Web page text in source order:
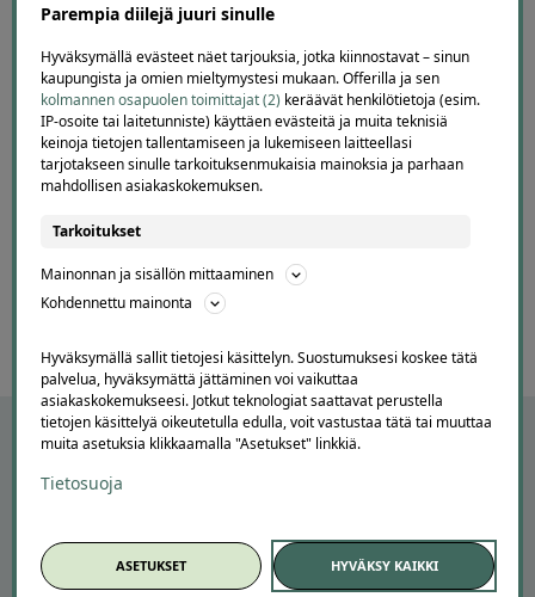
Pekka
Helsinki
2 days ago
Onnistui hyvin
Lisätty
Parempia diilejä juuri sinulle
Hyväksymällä evästeet näet tarjouksia, jotka kiinnostavat – sinun
kaupungista ja omien mieltymystesi mukaan. Offerilla ja sen
kolmannen osapuolen toimittajat (2) keräävät henkilötietoja (esim.
IP-osoite tai laitetunniste) käyttäen evästeitä ja muita teknisiä
keinoja tietojen tallentamiseen ja lukemiseen laitteellasi
tarjotakseen sinulle tarkoituksenmukaisia mainoksia ja parhaan
mahdollisen asiakaskokemuksen.
Tarkoitukset
Mainonnan ja sisällön mittaaminen
Kohdennettu mainonta
Hyväksymällä sallit tietojesi käsittelyn. Suostumuksesi koskee tätä
palvelua, hyväksymättä jättäminen voi vaikuttaa
asiakaskokemukseesi. Jotkut teknologiat saattavat perustella
tietojen käsittelyä oikeutetulla edulla, voit vastustaa tätä tai muuttaa
muita asetuksia klikkaamalla "Asetukset" linkkiä.
Tietosuoja
ASETUKSET HYVÄKSY KAIKKI